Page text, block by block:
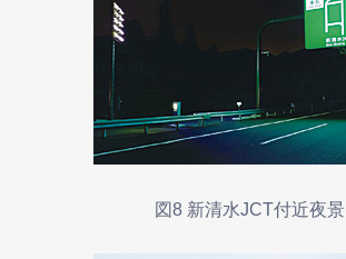
図8 新清水JCT付近夜景